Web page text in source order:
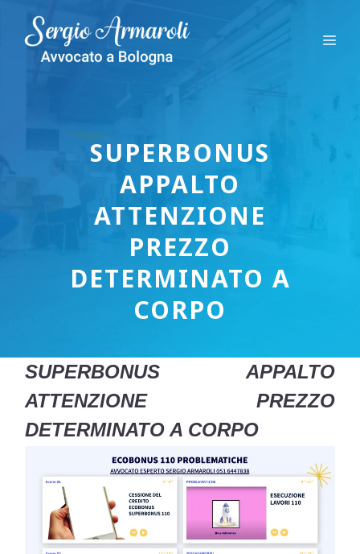
contenuto
SUPERBONUS
APPALTO
ATTENZIONE
PREZZO
DETERMINATO A
CORPO
SUPERBONUS APPALTO
ATTENZIONE PREZZO
DETERMINATO A CORPO